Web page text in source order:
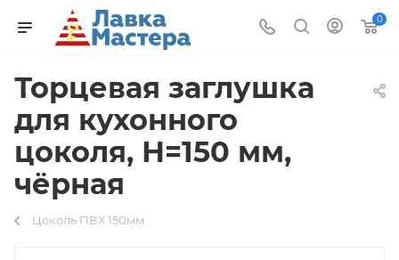
0
Торцевая заглушка
для кухонного
цоколя, Н=150 мм,
чёрная
Цоколь ПВХ 150мм